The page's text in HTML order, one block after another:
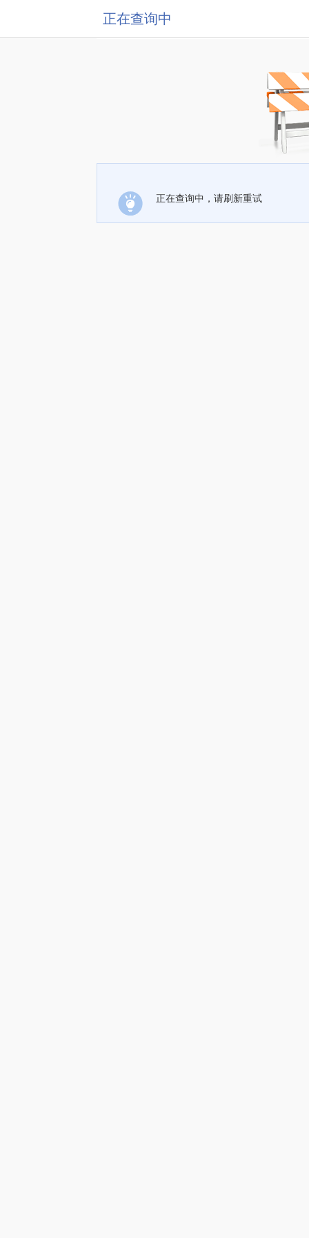
正在查询中
正在查询中，请刷新重试